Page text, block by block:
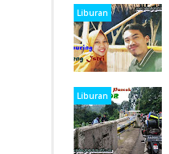
Liburan
Liburan